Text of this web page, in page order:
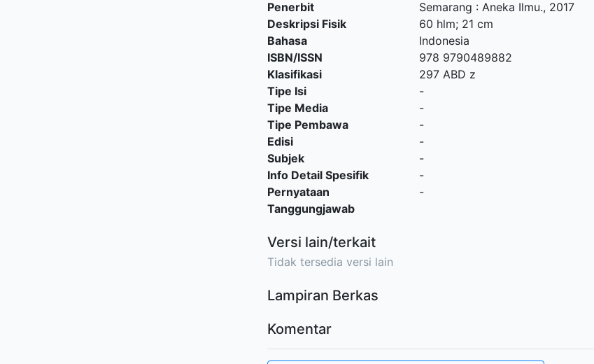
Penerbit
Semarang : Aneka Ilmu., 2017
Deskripsi Fisik
60 hlm; 21 cm
Bahasa
Indonesia
ISBN/ISSN
978 9790489882
Klasifikasi
297 ABD z
Tipe Isi
-
Tipe Media
-
Tipe Pembawa
-
Edisi
-
Subjek
-
Info Detail Spesifik
-
Pernyataan
Tanggungjawab
-
Versi lain/terkait
Tidak tersedia versi lain
Lampiran Berkas
Komentar